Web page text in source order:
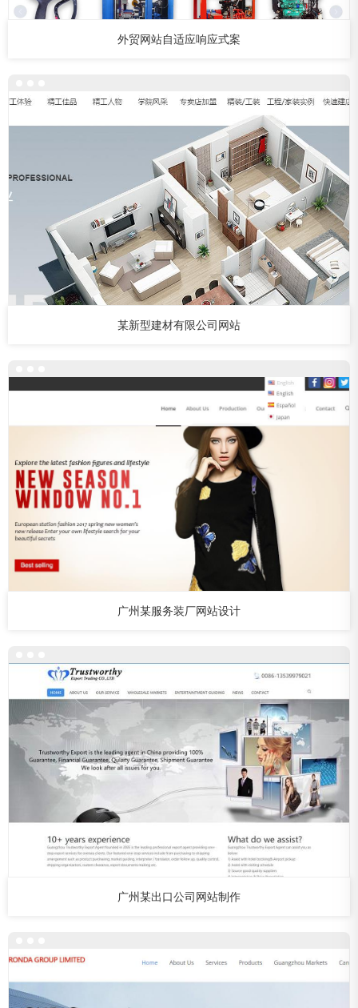
外贸网站自适应响应式案
某新型建材有限公司网站
广州某服务装厂网站设计
广州某出口公司网站制作